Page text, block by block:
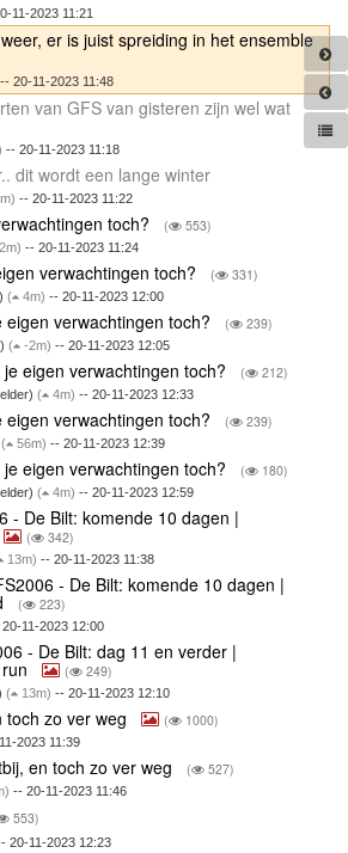
11-2023 11:21
er is juist spreiding in het ensemble
-- 20-11-2023 11:48
van GFS van gisteren zijn wel wat
-- 20-11-2023 11:18
dit wordt een lange winter
-- 20-11-2023 11:22
toch? ( 553)
-- 20-11-2023 11:24
verwachtingen toch? ( 331)
( 4m) -- 20-11-2023 12:00
eigen verwachtingen toch? ( 239)
( -2m) -- 20-11-2023 12:05
eigen verwachtingen toch? ( 212)
( 4m) -- 20-11-2023 12:33
eigen verwachtingen toch? ( 239)
( 56m) -- 20-11-2023 12:39
eigen verwachtingen toch? ( 180)
( 4m) -- 20-11-2023 12:59
- De Bilt: komende 10 dagen |
( 342)
13m) -- 20-11-2023 11:38
- De Bilt: komende 10 dagen |
( 223)
11-2023 12:00
- De Bilt: dag 11 en verder |
( 249)
( 13m) -- 20-11-2023 12:10
toch zo ver weg ( 1000)
2023 11:39
en toch zo ver weg ( 527)
-- 20-11-2023 11:46
553)
20-11-2023 12:23